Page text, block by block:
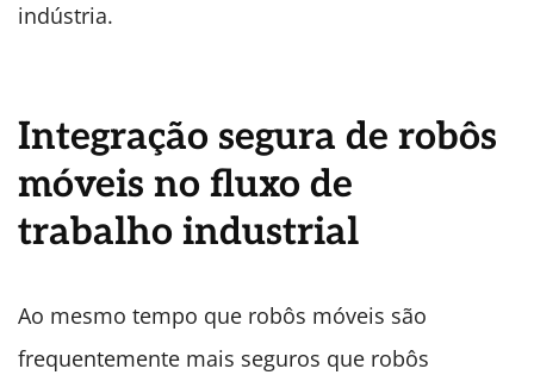
indústria.
Integração segura de robôs
móveis no fluxo de
trabalho industrial
Ao mesmo tempo que robôs móveis são
frequentemente mais seguros que robôs